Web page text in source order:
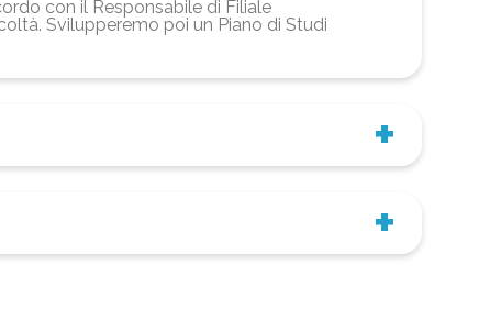
con il Responsabile di Filiale
Svilupperemo poi un Piano di Studi